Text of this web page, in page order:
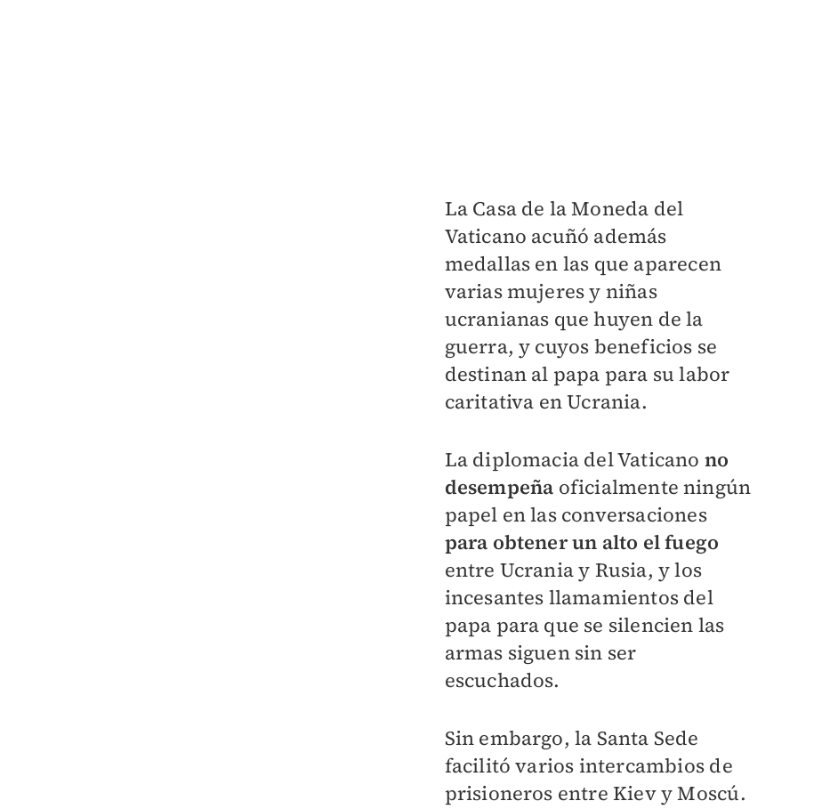
La Casa de la Moneda del
Vaticano acuñó además
medallas en las que aparecen
varias mujeres y niñas
ucranianas que huyen de la
guerra, y cuyos beneficios se
destinan al papa para su labor
caritativa en Ucrania.
La diplomacia del Vaticano no
desempeña oficialmente ningún
papel en las conversaciones
para obtener un alto el fuego
entre Ucrania y Rusia, y los
incesantes llamamientos del
papa para que se silencien las
armas siguen sin ser
escuchados.
Sin embargo, la Santa Sede
facilitó varios intercambios de
prisioneros entre Kiev y Moscú.